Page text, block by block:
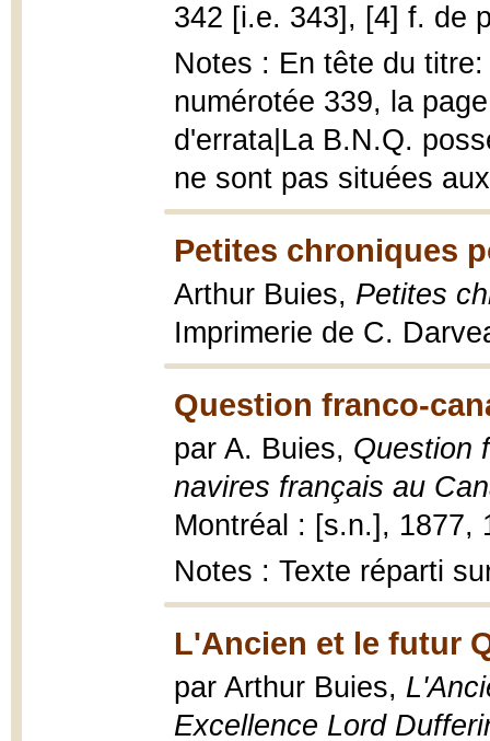
342 [i.e. 343], [4] f. de
Notes : En tête du
numérotée 339, la
d'errata|La B.N.Q.
ne sont pas situées
Petites chroniques
Arthur Buies, Petites
Imprimerie de C.
Question franco-
par A. Buies, Question
navires français au
Montréal : [s.n.], 1877,
Notes : Texte réparti
L'Ancien et le futur
par Arthur Buies,
Excellence Lord